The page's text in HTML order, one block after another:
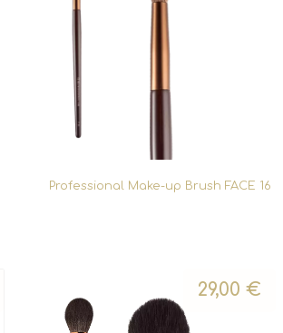
Professional Make-up Brush FACE 16
29,00€